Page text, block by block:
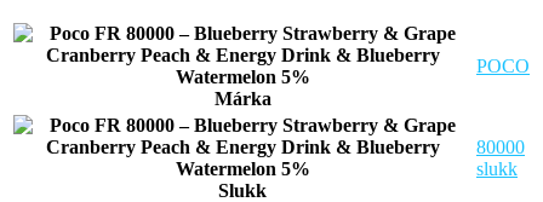
Márka
POCO
Slukk
80000
slukk